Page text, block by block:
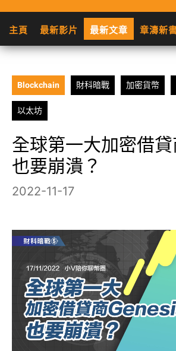
主頁 最新影片 最新文章 章濤新
Blockchain 財科暗戰 加密貨幣
以太坊
全球第一大加密借
也要崩潰？
2022-11-17